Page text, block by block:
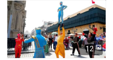
12